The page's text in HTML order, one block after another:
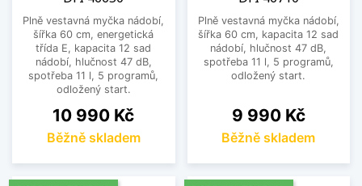
funkce
Myčky 60 cm se skrytým ovládáním nabízejí
dostatek prostoru i pro větší rodiny. Disponují
stejnými funkcemi jako ostatní modely –
úsporným provozem, tichým chodem a širokou
nabídkou programů.
Vyberte si myčku nádobí 60 cm se skrytým
ovládacím panelem, která nabídne velkou
kapacitu, elegantní vzhled a pohodlné
Plně vestavná myčka nádobí,
šířka 60 cm, energetická
třída E, kapacita 12 sad
nádobí, hlučnost 47 dB,
spotřeba 11 l, 5 programů,
odložený start.
Cena
10 990 Kč
Běžně skladem
Plně vestavná myčka nádobí,
šířka 60 cm, kapacita 12 sad
nádobí, hlučnost 47 dB,
spotřeba 11 l, 5 programů,
odložený start.
Cena
9 990 Kč
Běžně skladem